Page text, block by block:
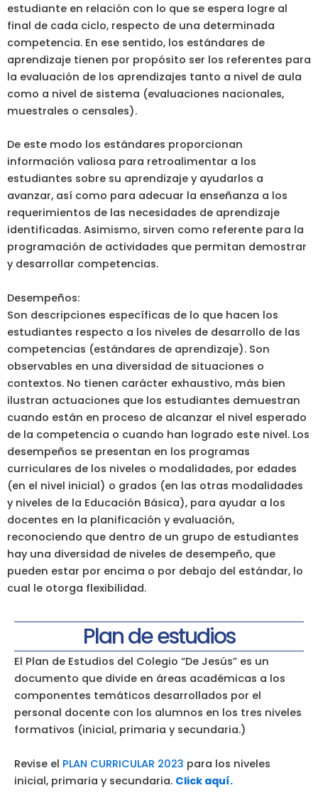
estudiante en relación con lo que se espera logre al
final de cada ciclo, respecto de una determinada
competencia. En ese sentido, los estándares de
aprendizaje tienen por propósito ser los referentes para
la evaluación de los aprendizajes tanto a nivel de aula
como a nivel de sistema (evaluaciones nacionales,
muestrales o censales).
De este modo los estándares proporcionan
información valiosa para retroalimentar a los
estudiantes sobre su aprendizaje y ayudarlos a
avanzar, así como para adecuar la enseñanza a los
requerimientos de las necesidades de aprendizaje
identificadas. Asimismo, sirven como referente para la
programación de actividades que permitan demostrar
y desarrollar competencias.
Desempeños:
Son descripciones específicas de lo que hacen los
estudiantes respecto a los niveles de desarrollo de las
competencias (estándares de aprendizaje). Son
observables en una diversidad de situaciones o
contextos. No tienen carácter exhaustivo, más bien
ilustran actuaciones que los estudiantes demuestran
cuando están en proceso de alcanzar el nivel esperado
de la competencia o cuando han logrado este nivel. Los
desempeños se presentan en los programas
curriculares de los niveles o modalidades, por edades
(en el nivel inicial) o grados (en las otras modalidades
y niveles de la Educación Básica), para ayudar a los
docentes en la planificación y evaluación,
reconociendo que dentro de un grupo de estudiantes
hay una diversidad de niveles de desempeño, que
pueden estar por encima o por debajo del estándar, lo
cual le otorga flexibilidad.
Plan de estudios
El Plan de Estudios del Colegio “De Jesús” es un
documento que divide en áreas académicas a los
componentes temáticos desarrollados por el
personal docente con los alumnos en los tres niveles
formativos (inicial, primaria y secundaria.)
Revise el PLAN CURRICULAR 2023 para los niveles
inicial, primaria y secundaria. Click aquí.